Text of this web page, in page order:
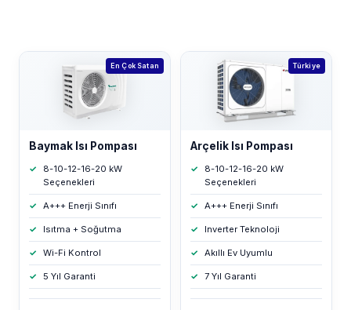
En Çok Satan
Baymak Isı Pompası
8-10-12-16-20 kW
Seçenekleri
A+++ Enerji Sınıfı
Isıtma + Soğutma
Wi-Fi Kontrol
5 Yıl Garanti
Türkiye
Arçelik Isı Pompası
8-10-12-16-20 kW
Seçenekleri
A+++ Enerji Sınıfı
Inverter Teknoloji
Akıllı Ev Uyumlu
7 Yıl Garanti